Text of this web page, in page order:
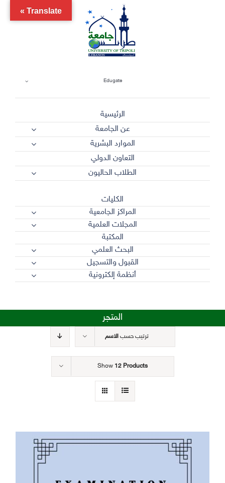
Edugate
الرئيسية
عن الجامعة
الموارد البشرية
التعاون الدولي
الطلاب الحاليون
الكليات
المراكز الجامعية
المجلات العلمية
المكتبة
البحث العلمي
القبول والتسجيل
أنظمة إلكترونية
المتجر
ترتيب حسبالاسم
Show 12 Products
Translate »